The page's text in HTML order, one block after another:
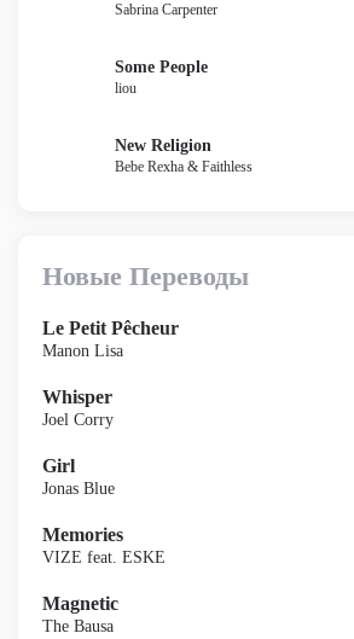
Sabrina Carpenter
Some People
liou
New Religion
Bebe Rexha & Faithless
Новые Переводы
Le Petit Pêcheur
Manon Lisa
Whisper
Joel Corry
Girl
Jonas Blue
Memories
VIZE feat. ESKE
Magnetic
The Bausa